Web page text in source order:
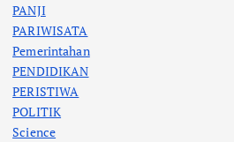
PANJI
PARIWISATA
Pemerintahan
PENDIDIKAN
PERISTIWA
POLITIK
Science